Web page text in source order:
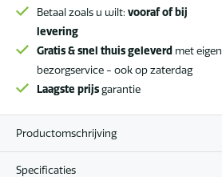
Betaal zoals u wilt: vooraf of bij
levering
Gratis & snel thuis geleverd met eigen
bezorgservice - ook op zaterdag
Laagste prijsgarantie
Productomschrijving
Specificaties